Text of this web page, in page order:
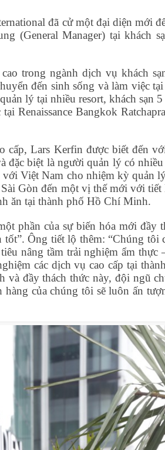
đã cử một đại diện mới
(General Manager) tại khách
trong ngành dịch vụ khách
đến sinh sống và làm việc
lý tại nhiều resort, khách sạn 5
Renaissance Bangkok
cấp, Lars Kerfin được biết đến
đặc biệt là người quản lý có nhiều
với Việt Nam cho nhiệm kỳ quản
Gòn đến một vị thế mới với tiết
ăn tại thành phố Hồ Chí Minh.
phần của sự biến hóa mới đầy
Ông tiết lộ thêm: “Chúng tôi
nâng tầm trải nghiệm ẩm thực
các dịch vụ cao cấp tại
đầy thách thức này, đội ngũ
hàng của chúng tôi sẽ luôn ấn